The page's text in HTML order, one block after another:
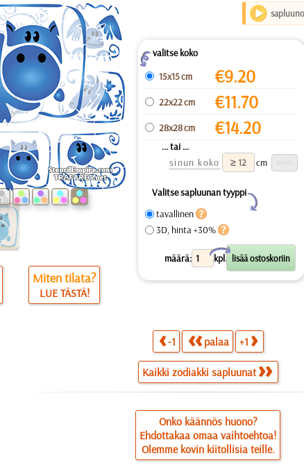
Miten tilata?
LUE TÄSTÄ!
Zvalitse koko
15x15 cm
€9.20
22x22 cm €11.70
28x28 cm €14.20
... tai ...
sinun koko
cm
Valitse sapluunan tyyppi
Y
tavallinen
3D, hinta +30%
määrä: kpl.
X
-1 palaa +1
Kaikki zodiakki sapluunat
Onko käännös huono?
Ehdottakaa omaa vaihtoehtoa!
Olemme kovin kiitollisia teille.